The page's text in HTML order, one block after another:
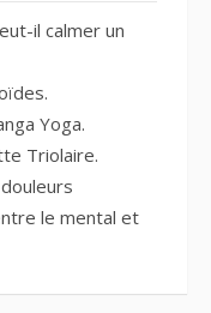
il calmer un
Yoga.
Triolaire.
le mental et